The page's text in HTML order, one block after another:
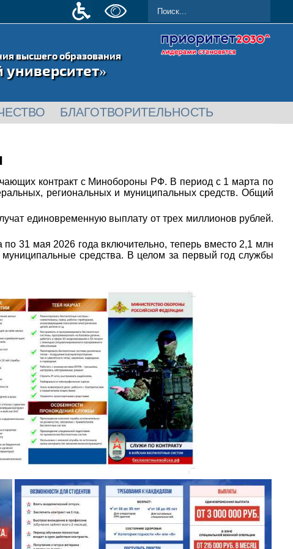
высшего образования
университет»
БЛАГОТВОРИТЕЛЬНОСТЬ
контракт с Минобороны РФ. В период с 1 марта по
региональных и муниципальных средств. Общий
единовременную выплату от трех миллионов рублей.
31 мая 2026 года включительно, теперь вместо 2,1 млн
средства. В целом за первый год службы